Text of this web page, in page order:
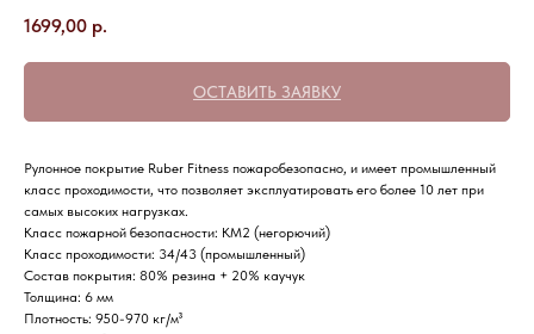
1699,00 р.
ОСТАВИТЬ ЗАЯВКУ
Рулонное покрытие Ruber Fitness пожаробезопасно, и имеет промышленный
класс проходимости, что позволяет эксплуатировать его более 10 лет при
самых высоких нагрузках.
Класс пожарной безопасности: КМ2 (негорючий)
Класс проходимости: 34/43 (промышленный)
Состав покрытия: 80% резина + 20% каучук
Толщина: 6 мм
Плотность: 950-970 кг/м³